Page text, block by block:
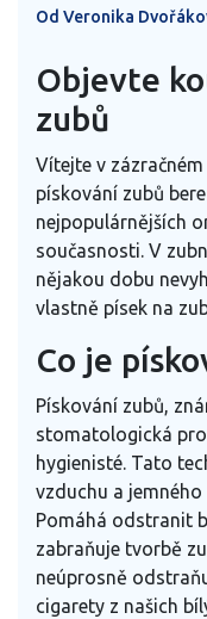
Od Veronika
Objevte
zubů
Vítejte v
pískování zubů
nejpopulárnějších
současnosti. V
nějakou dobu
vlastně písek na
Co je
Pískování zubů,
stomatologická
hygienisté. Tato
vzduchu a
Pomáhá odstranit
zabraňuje tvorbě
neúprosně
cigarety z našich